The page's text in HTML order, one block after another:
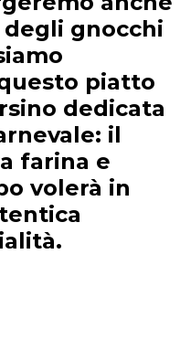
gnocchi
piatto
dedicata
il
farina e
volerà in